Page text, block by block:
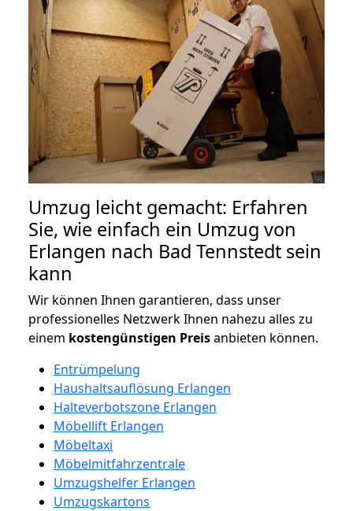
Umzug leicht gemacht: Erfahren
Sie, wie einfach ein Umzug von
Erlangen nach Bad Tennstedt sein
kann
Wir können Ihnen garantieren, dass unser
professionelles Netzwerk Ihnen nahezu alles zu
einem kostengünstigen Preisanbieten können.
Entrümpelung
Haushaltsauflösung Erlangen
Halteverbotszone Erlangen
Möbellift Erlangen
Möbeltaxi
Möbelmitfahrzentrale
Umzugshelfer Erlangen
Umzugskartons